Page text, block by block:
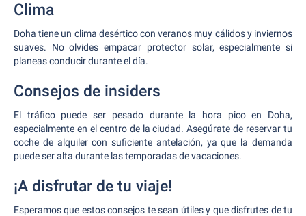
Clima
Doha tiene un clima desértico con veranos muy cálidos y inviernos
suaves. No olvides empacar protector solar, especialmente si
planeas conducir durante el día.
Consejos de insiders
El tráfico puede ser pesado durante la hora pico en Doha,
especialmente en el centro de la ciudad. Asegúrate de reservar tu
coche de alquiler con suficiente antelación, ya que la demanda
puede ser alta durante las temporadas de vacaciones.
¡A disfrutar de tu viaje!
Esperamos que estos consejos te sean útiles y que disfrutes de tu